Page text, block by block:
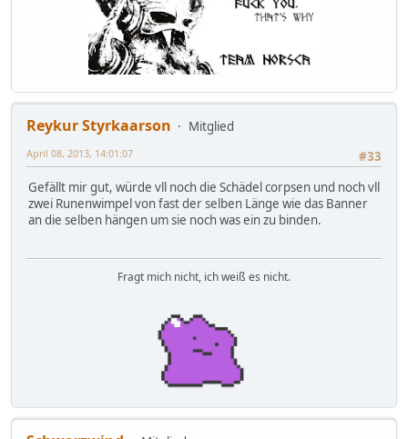
Reykur Styrkaarson
Mitglied
#33
April 08, 2013, 14:01:07
Gefällt mir gut, würde vll noch die Schädel corpsen und noch vll
zwei Runenwimpel von fast der selben Länge wie das Banner
an die selben hängen um sie noch was ein zu binden.
Fragt mich nicht, ich weiß es nicht.